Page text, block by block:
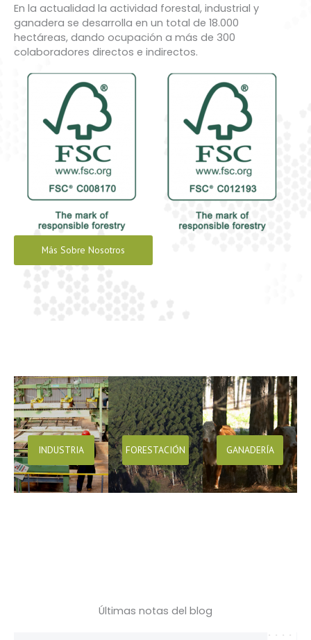
En la actualidad la actividad forestal, industrial y
ganadera se desarrolla en un total de 18.000
hectáreas, dando ocupación a más de 300
colaboradores directos e indirectos.
Más Sobre Nosotros
INDUSTRIA FORESTACIÓN GANADERÍA
Últimas notas del blog